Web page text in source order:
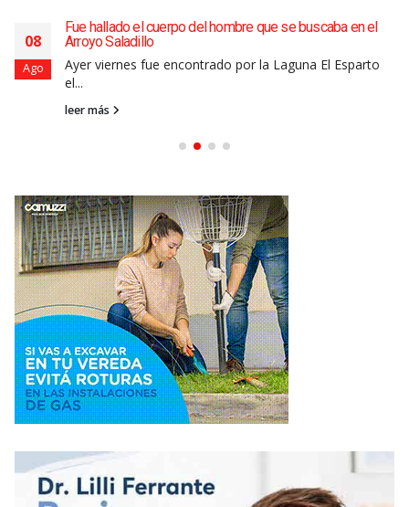
08
Ago
Fue hallado el cuerpo del hombre que se buscaba en el
Arroyo Saladillo
Ayer viernes fue encontrado por la Laguna El Esparto
el...
leer más